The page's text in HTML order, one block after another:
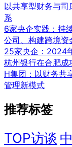
以共享型财务与
系
6家央企实践：持
公司、构建跨境资
25家央企：2024
杭州银行在合肥成
H集团：以财务共
管理新模式
推荐标签
TOP访谈